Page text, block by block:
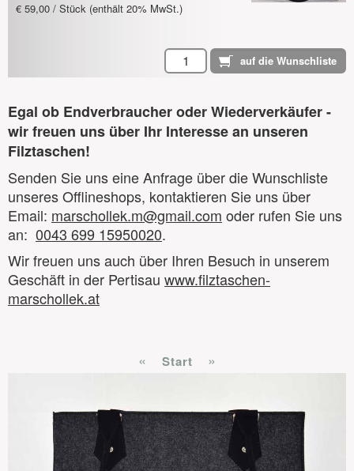
€ 59,00 / Stück (enthält 20% MwSt.)
Egal ob Endverbraucher oder Wiederverkäufer -
wir freuen uns über Ihr Interesse an unseren
Filztaschen!
Senden Sie uns eine Anfrage über die Wunschliste
unseres Offlineshops, kontaktieren Sie uns über
Email: marschollek.m@gmail.com oder rufen Sie uns
an: 0043 699 15950020.
Wir freuen uns auch über Ihren Besuch in unserem
Geschäft in der Pertisau www.filztaschen-
marschollek.at
« Start »